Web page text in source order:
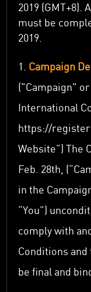
2019
must be
2019.
1. Campaign
("Campaign"
International
https://
Website”) The
Feb. 28th,
in the
“You”)
comply with
Conditions
be final and